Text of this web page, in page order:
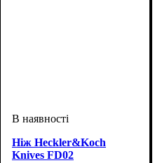
Ніж Heckler&Koch
Knives FD02